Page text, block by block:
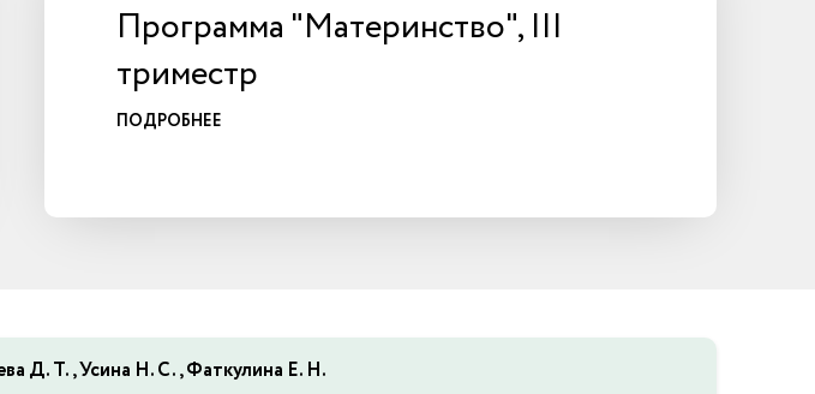
Программа "Материнство", III
триместр
ПОДРОБНЕЕ
Д. Т., Усина Н. С., Фаткулина Е. Н.